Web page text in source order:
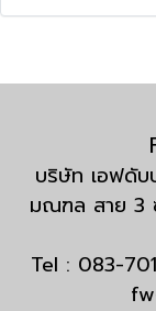
บริษัท เอฟดั
มณฑล สาย 3
Tel : 083-